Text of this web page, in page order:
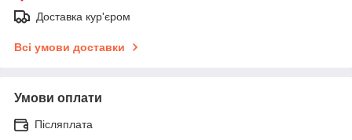
Доставка кур'єром
Всі умови доставки
Умови оплати
Післяплата